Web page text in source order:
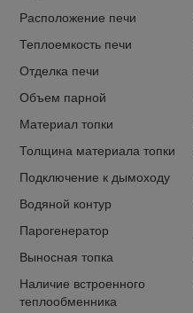
Расположение печи
Теплоемкость печи
Отделка печи
Объем парной
Материал топки
Толщина материала топки
Подключение к дымоходу
Водяной контур
Парогенератор
Выносная топка
Наличие встроенного
теплообменника